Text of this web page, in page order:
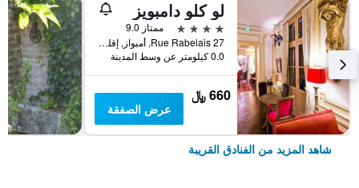
لو كلو دامبويز
4 نجوم
ممتاز 9.0
27 Rue Rabelais, أمبواز, إقليم أندر ولوار, فرنسا
0.0 كيلومتر عن وسط المدينة
660 ﷼
عرض الصفقة
شاهد المزيد من الفنادق القريبة